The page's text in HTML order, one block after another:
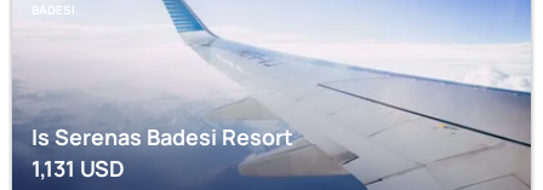
BADESI
Is Serenas Badesi Resort
1,131USD